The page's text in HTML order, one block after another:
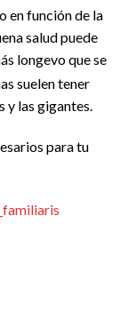
en función de la
salud puede
longevo que se
suelen tener
y las gigantes.
para tu